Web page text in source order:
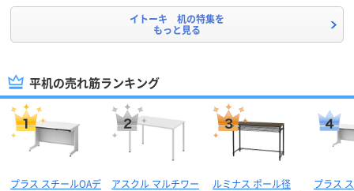
イトーキ 机の特集を
もっと見る
平机の売れ筋ランキング
プラス スチールOAデ
アスクル マルチワー
ルミナス ポール径
プラス